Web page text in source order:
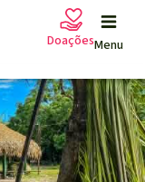
Menu
Doações